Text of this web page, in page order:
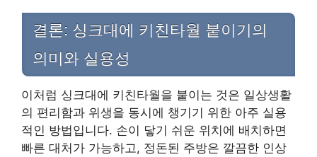
결론: 싱크대에 키친타월 붙이기의
의미와 실용성
이처럼 싱크대에 키친타월을 붙이는 것은 일상생활
의 편리함과 위생을 동시에 챙기기 위한 아주 실용
적인 방법입니다. 손이 닿기 쉬운 위치에 배치하면
빠른 대처가 가능하고, 정돈된 주방은 깔끔한 인상